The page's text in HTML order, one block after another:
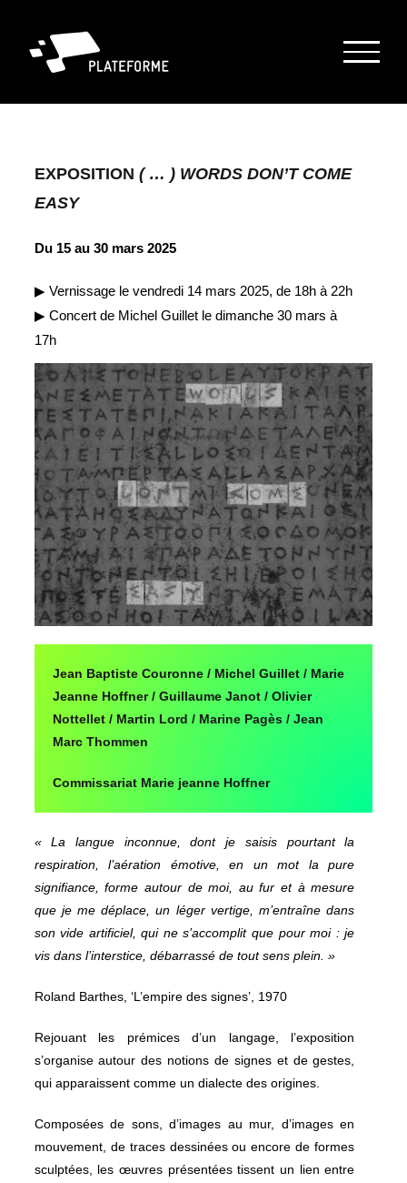
contenu
EXPOSITION ( … ) WORDS DON’T COME
EASY
Du 15 au 30 mars 2025
▶︎ Vernissage le vendredi 14 mars 2025, de 18h à 22h
▶︎ Concert de Michel Guillet le dimanche 30 mars à
17h
Jean Baptiste Couronne / Michel Guillet / Marie
Jeanne Hoffner / Guillaume Janot / Olivier
Nottellet / Martin Lord / Marine Pagès / Jean
Marc Thommen
Commissariat Marie jeanne Hoffner
« La langue inconnue, dont je saisis pourtant la
respiration, l’aération émotive, en un mot la pure
signifiance, forme autour de moi, au fur et à mesure
que je me déplace, un léger vertige, m’entraîne dans
son vide artificiel, qui ne s’accomplit que pour moi : je
vis dans l’interstice, débarrassé de tout sens plein. »
Roland Barthes, ‘L’empire des signes’, 1970
Rejouant les prémices d’un langage, l’exposition
s’organise autour des notions de signes et de gestes,
qui apparaissent comme un dialecte des origines.
Composées de sons, d’images au mur, d’images en
mouvement, de traces dessinées ou encore de formes
sculptées, les œuvres présentées tissent un lien entre